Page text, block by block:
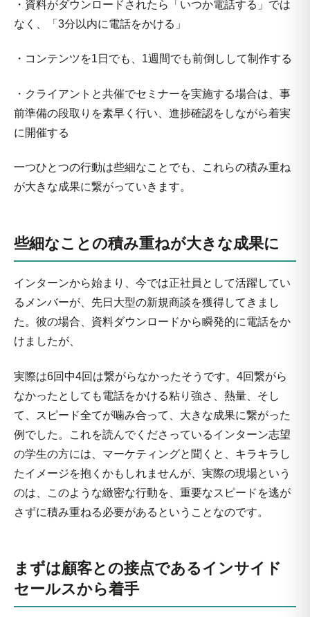
・資料がダウンロードされたら「いつか電話する」では
なく、「3分以内に電話をかける」
・コンテンツを1日でも、1週間でも前倒しして制作する
・クライアントと共催でセミナーを実施する場合は、事
前準備の段取りを素早く行い、進捗確認をしながら着実
に開催する
一つひとつの行動は些細なことでも、これらの積み重ね
が大きな成果に繋がっていきます。
些細なことの積み重ねが大きな成果に
インターンから始まり、今では正社員として活躍してい
るメンバーが、先日大型の新規商談を獲得してきまし
た。彼の場合、資料ダウンロードから瞬発的に電話をか
けましたが、
実際は6回中4回は繋がらなかったそうです。4回繋がら
なかったとしても電話をかける粘り強さ、熱量、そし
て、スピード全てが噛み合って、大きな成果に繋がった
例でした。これを読んでくださっているインターン志望
の学生の方には、マーケティングと聞くと、キラキラし
たイメージを抱くかもしれませんが、実際の現場という
のは、このような緻密な行動を、重要なスピードを逃が
さずに積み重ねる必要があるということなのです。
まずは顧客との接点であるインサイド
セールスから着手